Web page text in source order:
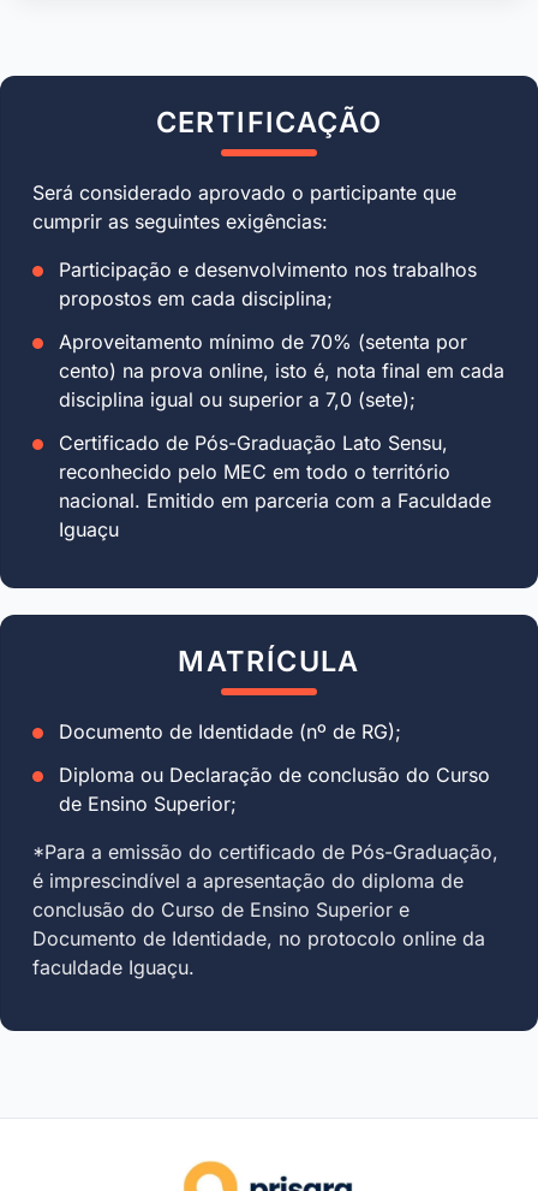
CERTIFICAÇÃO
Será considerado aprovado o participante que
cumprir as seguintes exigências:
Participação e desenvolvimento nos trabalhos
propostos em cada disciplina;
Aproveitamento mínimo de 70% (setenta por
cento) na prova online, isto é, nota final em cada
disciplina igual ou superior a 7,0 (sete);
Certificado de Pós-Graduação Lato Sensu,
reconhecido pelo MEC em todo o território
nacional. Emitido em parceria com a Faculdade
Iguaçu
MATRÍCULA
Documento de Identidade (nº de RG);
Diploma ou Declaração de conclusão do Curso
de Ensino Superior;
*Para a emissão do certificado de Pós-Graduação,
é imprescindível a apresentação do diploma de
conclusão do Curso de Ensino Superior e
Documento de Identidade, no protocolo online da
faculdade Iguaçu.